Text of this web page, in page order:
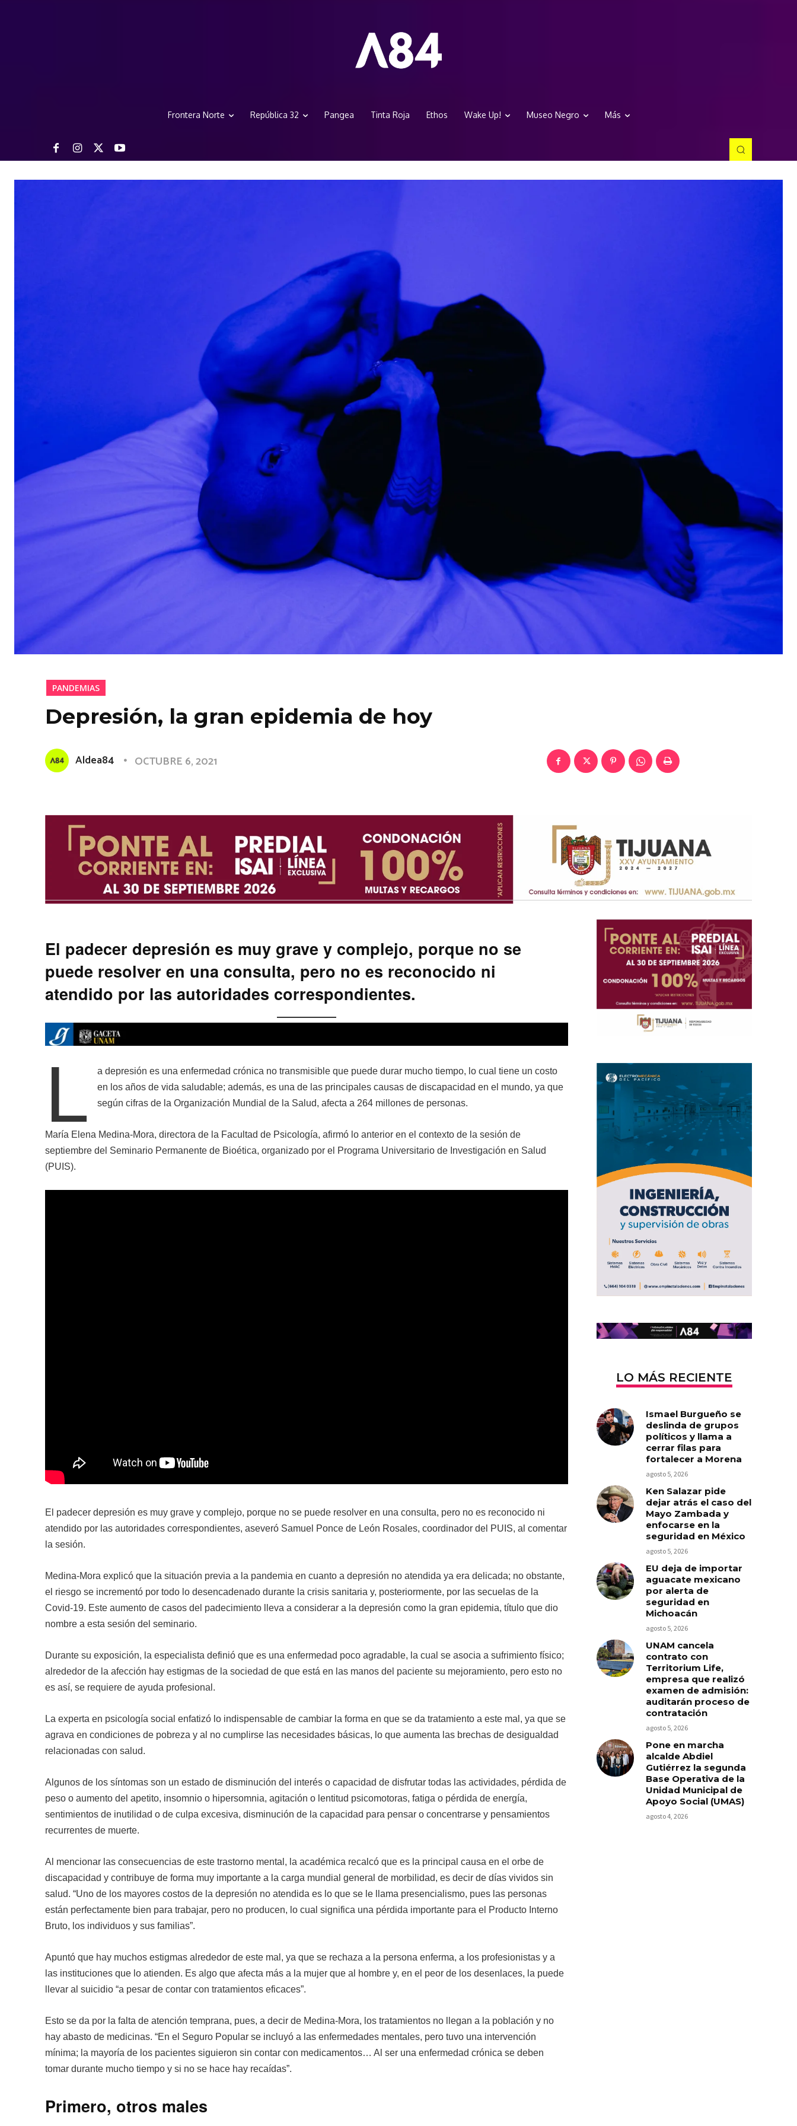
Frontera Norte República 32 Pangea Tinta Roja Ethos Wake Up! Museo Negro Más
PANDEMIAS
Depresión, la gran epidemia de hoy
Aldea84 OCTUBRE 6, 2021
El padecer depresión es muy grave y complejo, porque no se
puede resolver en una consulta, pero no es reconocido ni
atendido por las autoridades correspondientes.
L
a depresión es una enfermedad crónica no transmisible que puede durar mucho tiempo, lo cual tiene un costo
en los años de vida saludable; además, es una de las principales causas de discapacidad en el mundo, ya que
según cifras de la Organización Mundial de la Salud, afecta a 264 millones de personas.
María Elena Medina-Mora, directora de la Facultad de Psicología, afirmó lo anterior en el contexto de la sesión de
septiembre del Seminario Permanente de Bioética, organizado por el Programa Universitario de Investigación en Salud
(PUIS).
El padecer depresión es muy grave y complejo, porque no se puede resolver en una consulta, pero no es reconocido ni
atendido por las autoridades correspondientes, aseveró Samuel Ponce de León Rosales, coordinador del PUIS, al comentar
la sesión.
Medina-Mora explicó que la situación previa a la pandemia en cuanto a depresión no atendida ya era delicada; no obstante,
el riesgo se incrementó por todo lo desencadenado durante la crisis sanitaria y, posteriormente, por las secuelas de la
Covid-19. Este aumento de casos del padecimiento lleva a considerar a la depresión como la gran epidemia, título que dio
nombre a esta sesión del seminario.
Durante su exposición, la especialista definió que es una enfermedad poco agradable, la cual se asocia a sufrimiento físico;
alrededor de la afección hay estigmas de la sociedad de que está en las manos del paciente su mejoramiento, pero esto no
es así, se requiere de ayuda profesional.
La experta en psicología social enfatizó lo indispensable de cambiar la forma en que se da tratamiento a este mal, ya que se
agrava en condiciones de pobreza y al no cumplirse las necesidades básicas, lo que aumenta las brechas de desigualdad
relacionadas con salud.
Algunos de los síntomas son un estado de disminución del interés o capacidad de disfrutar todas las actividades, pérdida de
peso o aumento del apetito, insomnio o hipersomnia, agitación o lentitud psicomotoras, fatiga o pérdida de energía,
sentimientos de inutilidad o de culpa excesiva, disminución de la capacidad para pensar o concentrarse y pensamientos
recurrentes de muerte.
Al mencionar las consecuencias de este trastorno mental, la académica recalcó que es la principal causa en el orbe de
discapacidad y contribuye de forma muy importante a la carga mundial general de morbilidad, es decir de días vividos sin
salud. “Uno de los mayores costos de la depresión no atendida es lo que se le llama presencialismo, pues las personas
están perfectamente bien para trabajar, pero no producen, lo cual significa una pérdida importante para el Producto Interno
Bruto, los individuos y sus familias”.
Apuntó que hay muchos estigmas alrededor de este mal, ya que se rechaza a la persona enferma, a los profesionistas y a
las instituciones que lo atienden. Es algo que afecta más a la mujer que al hombre y, en el peor de los desenlaces, la puede
llevar al suicidio “a pesar de contar con tratamientos eficaces”.
Esto se da por la falta de atención temprana, pues, a decir de Medina-Mora, los tratamientos no llegan a la población y no
hay abasto de medicinas. “En el Seguro Popular se incluyó a las enfermedades mentales, pero tuvo una intervención
mínima; la mayoría de los pacientes siguieron sin contar con medicamentos… Al ser una enfermedad crónica se deben
tomar durante mucho tiempo y si no se hace hay recaídas”.
Primero, otros males
LO MÁS RECIENTE
Ismael Burgueño se
deslinda de grupos
políticos y llama a
cerrar filas para
fortalecer a Morena
agosto 5, 2026
Ken Salazar pide
dejar atrás el caso del
Mayo Zambada y
enfocarse en la
seguridad en México
agosto 5, 2026
EU deja de importar
aguacate mexicano
por alerta de
seguridad en
Michoacán
agosto 5, 2026
UNAM cancela
contrato con
Territorium Life,
empresa que realizó
examen de admisión:
auditarán proceso de
contratación
agosto 5, 2026
Pone en marcha
alcalde Abdiel
Gutiérrez la segunda
Base Operativa de la
Unidad Municipal de
Apoyo Social (UMAS)
agosto 4, 2026